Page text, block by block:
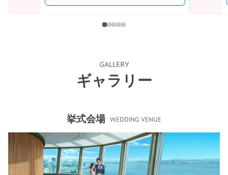
GALLERY
ギャラリー
挙式会場 WEDDING VENUE